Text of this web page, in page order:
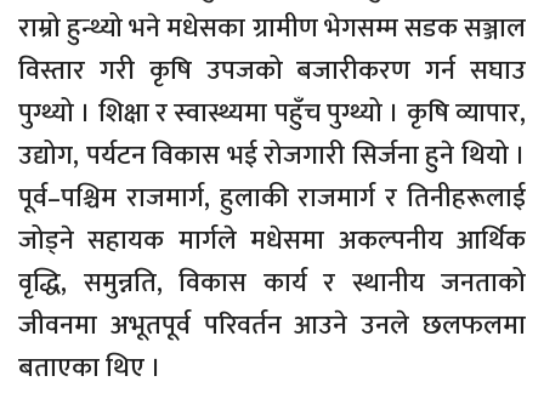
राम्रो हुन्थ्यो भने मधेसका ग्रामीण भेगसम्म सडक सञ्जाल
विस्तार गरी कृषि उपजको बजारीकरण गर्न सघाउ
पुग्थ्यो । शिक्षा र स्वास्थ्यमा पहुँच पुग्थ्यो । कृषि व्यापार,
उद्योग, पर्यटन विकास भई रोजगारी सिर्जना हुने थियो ।
पूर्व–पश्चिम राजमार्ग, हुलाकी राजमार्ग र तिनीहरूलाई
जोड्ने सहायक मार्गले मधेसमा अकल्पनीय आर्थिक
वृद्धि, समुन्नति, विकास कार्य र स्थानीय जनताको
जीवनमा अभूतपूर्व परिवर्तन आउने उनले छलफलमा
बताएका थिए ।